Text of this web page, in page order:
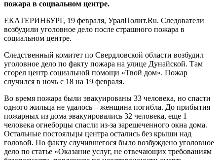
пожара в социальном центре.
ЕКАТЕРИНБУРГ, 19 февраля, УралПолит.Ru. Следователи
возбудили уголовное дело после страшного пожара в
социальном центре.
Следственный комитет по Свердловской области возбудил
уголовное дело по факту пожара на улице Дунайской. Там
сгорел центр социальной помощи «Твой дом». Пожар
случился в ночь с 18 на 19 февраля.
Во время пожара были эвакуированы 33 человека, но спасти
одного жильца не удалось – женщина погибла. До прибытия
пожарных из дома эвакуировались 32 человека, еще 1
человека огнеборцы спасли из-за зарешеченного окна дома.
Остальные постояльцы центра остались без крыши над
головой. По факту случившегося было возбуждено уголовное
дело по статье «Оказание услуг, не отвечающих требованиям